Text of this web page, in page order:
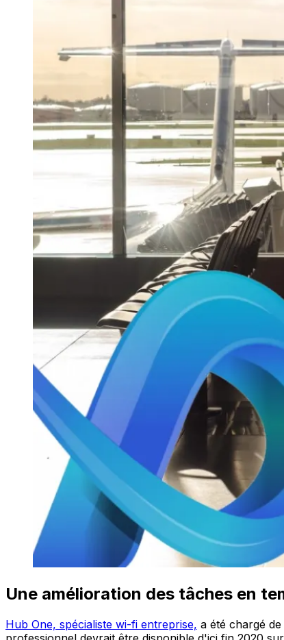
Une amélioration des tâches en
Hub One, spécialiste wi-fi entreprise, a été chargé